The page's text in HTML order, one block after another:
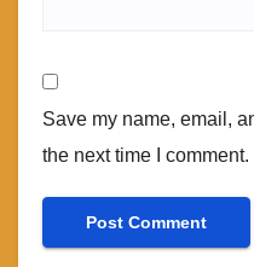
Save my name, email,
the next time I comment.